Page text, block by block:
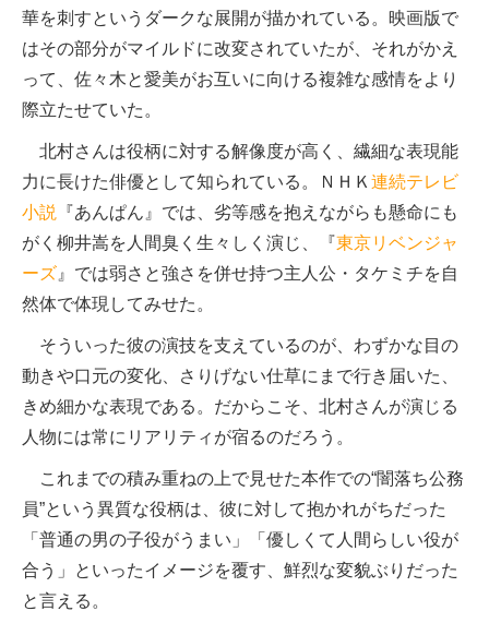
華を刺すというダークな展開が描かれている。映画版で
はその部分がマイルドに改変されていたが、それがかえ
って、佐々木と愛美がお互いに向ける複雑な感情をより
際立たせていた。
北村さんは役柄に対する解像度が高く、繊細な表現能
力に長けた俳優として知られている。ＮＨＫ 連続テレビ
小説
『あんぱん』では、劣等感を抱えながらも懸命にも
がく柳井嵩を人間臭く生々しく演じ、『東京リベンジャ
ーズ 』では弱さと強さを併せ持つ主人公・タケミチを自
然体で体現してみせた。
そういった彼の演技を支えているのが、わずかな目の
動きや口元の変化、さりげない仕草にまで行き届いた、
きめ細かな表現である。だからこそ、北村さんが演じる
人物には常にリアリティが宿るのだろう。
これまでの積み重ねの上で見せた本作での“闇落ち公務
員”という異質な役柄は、彼に対して抱かれがちだった
「普通の男の子役がうまい」「優しくて人間らしい役が
合う」といったイメージを覆す、鮮烈な変貌ぶりだった
と言える。